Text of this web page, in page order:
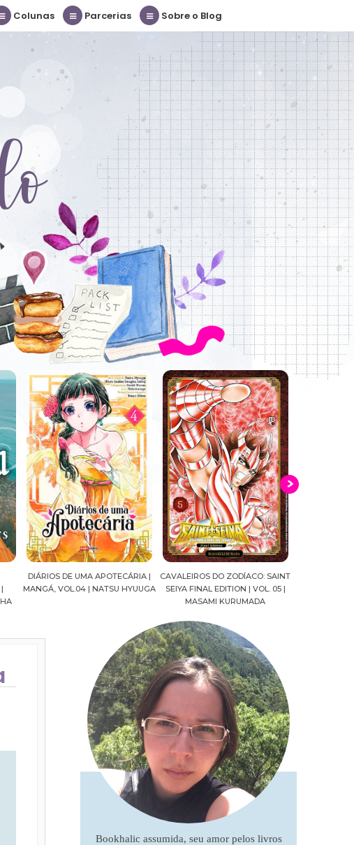
Colunas Parcerias Sobre o Blog
|
CAVALEIROS DO ZODÍACO: SAINT
SEIYA FINAL EDITION | VOL. 05 |
CROWN OF WAR AND SHADOW |
J.R.WARD #RESENHA
Bookhalic assumida, seu amor pelos livros